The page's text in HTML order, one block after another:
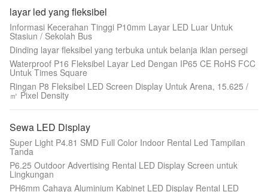
layar led yang fleksibel
Informasi Kecerahan Tinggi P10mm Layar LED Luar Untuk
Stasiun / Sekolah Bus
Dinding layar fleksibel yang terbuka untuk belanja iklan persegi
Waterproof P16 Fleksibel Layar Led Dengan IP65 CE RoHS FCC
Untuk Times Square
Ringan P8 Fleksibel LED Screen Display Untuk Arena, 15.625 /
㎡ Pixel Density
Sewa LED Display
Super Light P4.81 SMD Full Color Indoor Rental Led Tampilan
Tanda
P6.25 Outdoor Advertising Rental LED Display Screen untuk
Lingkungan
PH6mm Cahaya Aluminium Kabinet LED Display Rental LED